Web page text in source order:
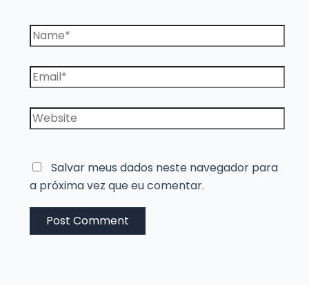
Name*
Email*
Website
Salvar meus dados neste navegador para
a próxima vez que eu comentar.